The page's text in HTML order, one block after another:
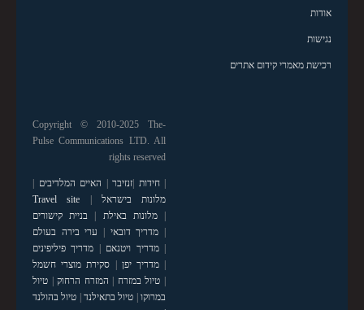
אודות
נגישות
רכישת מאמרי קידום אתרים
Copyright © 2010-2025 The-
Pulse Communications LTD. All
rights reserved
|חידות זנזיבר האיים המלדיבים
מלונות בישראל
Travel site
|מלונות באילת
בניית קישורים
מדריך דובאי
ערי בירה בעולם
|מדריך ויטנאם
מדריך פיליפינים
|מדריך יפן
סקירת מוצרי חשמל
טיול במזרח המזרח הרחוק| טיול
במרוקו| טיול בתאילנד| טיול בהולנד